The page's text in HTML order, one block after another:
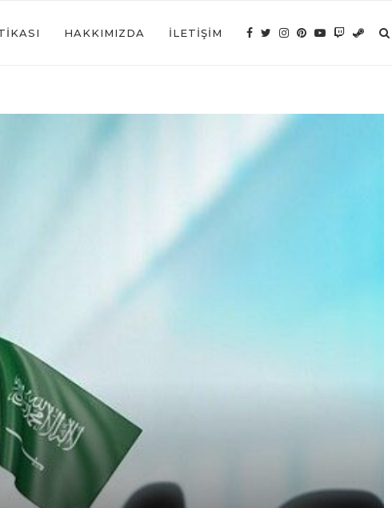
HAKKIMIZDA İLETIŞIM